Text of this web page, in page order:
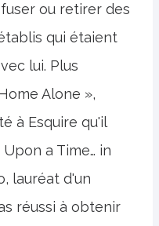
ou retirer des
qui étaient
lui. Plus
Alone »,
à Esquire qu'il
a Time… in
lauréat d'un
réussi à obtenir